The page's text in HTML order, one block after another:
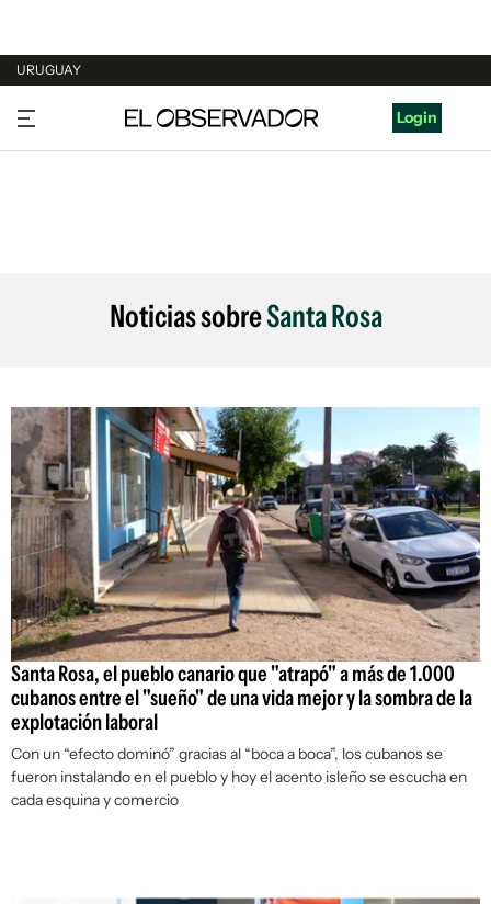
URUGUAY
URUGUAY
ARGENTINA
Login
Noticias sobreSanta Rosa
Santa Rosa, el pueblo canario que "atrapó" a más de 1.000
cubanos entre el "sueño" de una vida mejor y la sombra de la
explotación laboral
Con un “efecto dominó” gracias al “boca a boca”, los cubanos se
fueron instalando en el pueblo y hoy el acento isleño se escucha en
cada esquina y comercio